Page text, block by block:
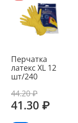
Перчатка
латекс ХL 12
шт/240
44.20 ₽
41.30 ₽